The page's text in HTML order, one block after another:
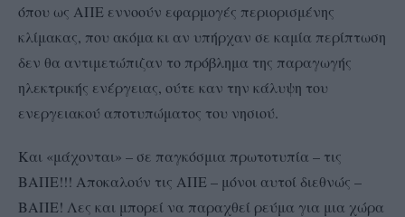
όπου ως ΑΠΕ εννοούν εφαρμογές περιορισμένης
κλίμακας, που ακόμα κι αν υπήρχαν σε καμία περίπτωση
δεν θα αντιμετώπιζαν το πρόβλημα της παραγωγής
ηλεκτρικής ενέργειας, ούτε καν την κάλυψη του
ενεργειακού αποτυπώματος του νησιού.
Και «μάχονται» – σε παγκόσμια πρωτοτυπία – τις
ΒΑΠΕ!!! Αποκαλούν τις ΑΠΕ – μόνοι αυτοί διεθνώς –
ΒΑΠΕ! Λες και μπορεί να παραχθεί ρεύμα για μια χώρα